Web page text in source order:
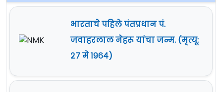
भारताचे पहिले पंतप्रधान पं.
जवाहरलाल नेहरू यांचा जन्म. (मृत्यू:
२७ मे १९६४)